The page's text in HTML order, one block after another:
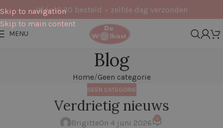
Skip to navigation
Skip to main content
Vóór 16:30 besteld = zelfde dag verzonden
MENU
Blog
Home Geen categorie
GEEN CATEGORIE
Verdrietig nieuws
BrigitteOn 4 juni 2026 3